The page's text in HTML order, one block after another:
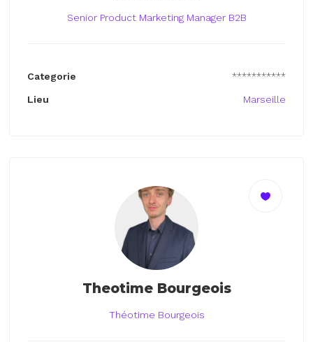
Senior Product Marketing Manager B2B
Categorie ***********
Lieu Marseille
Theotime Bourgeois
Théotime Bourgeois